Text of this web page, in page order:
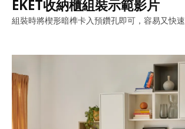
EKET收納櫃組裝示範影片
組裝時將楔形暗榫卡入預鑽孔即可，容易又快速